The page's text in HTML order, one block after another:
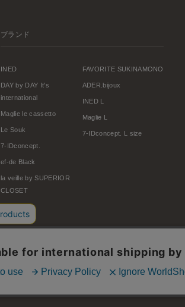
ブランド
INED
DAY by DAY It's
international
Maglie le cassetto
Le Souk
7-IDconcept.
ef-de Black
la veille by SUPERIOR
CLOSET
FAVORITE SUKINAMONO
ADER.bijoux
INED L
Maglie L
7-IDconcept. L size